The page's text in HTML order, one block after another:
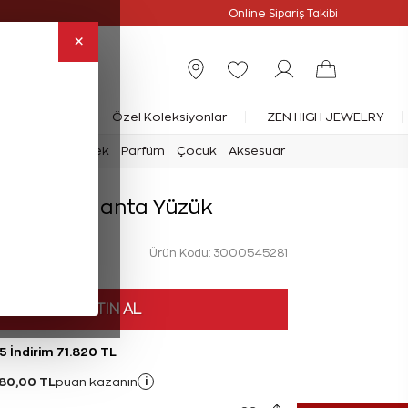
×
Online Sipariş Takibi
Yüzük Özel Koleksiyonlar ZEN HIGH JEWELRY
Erkek Parfüm Çocuk Aksesuar
Karat Pırlanta Yüzük
Ürün Kodu: 3000545281
HEMEN SATIN AL
İndirim 71.820 TL
TL puan kazanın i